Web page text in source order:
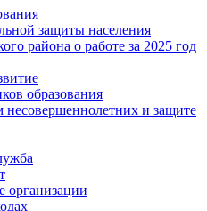
защиты населения
района о работе за 2025 год
образования
несовершеннолетних и защите
организации